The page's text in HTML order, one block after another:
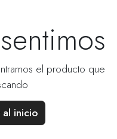
el producto que
inicio